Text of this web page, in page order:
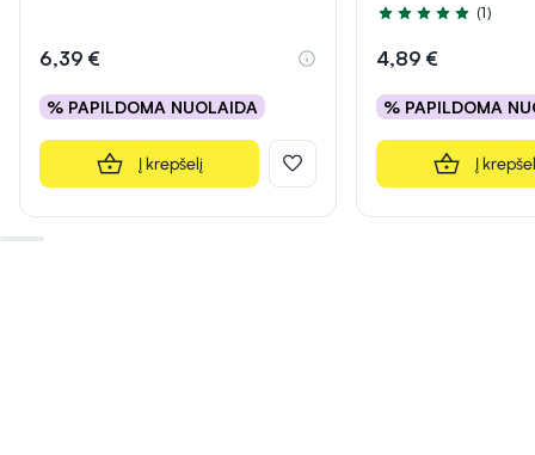
6,39 €
% PAPILDOMA NUOLAIDA
Į krepšelį
Įvertinimas 5.0 iš 5
(1)
4,89 €
% PAPILDOMA
Į